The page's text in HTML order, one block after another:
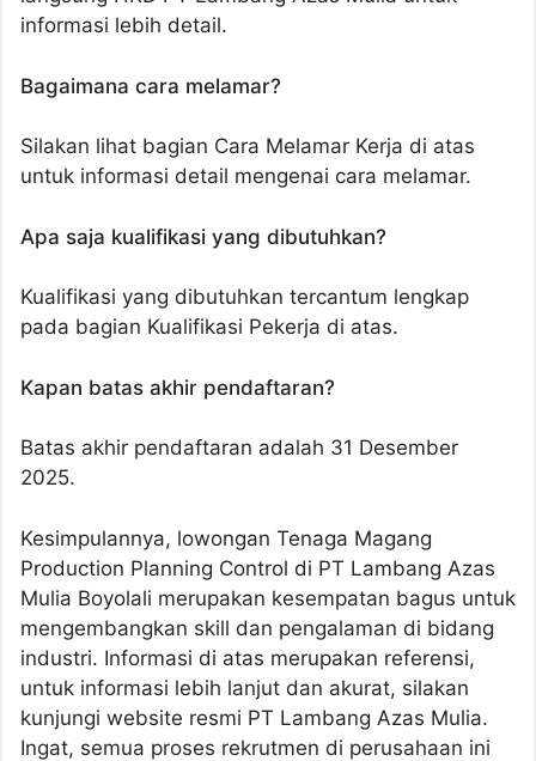
informasi lebih detail.
Bagaimana cara melamar?
Silakan lihat bagian Cara Melamar Kerja di atas
untuk informasi detail mengenai cara melamar.
Apa saja kualifikasi yang dibutuhkan?
Kualifikasi yang dibutuhkan tercantum lengkap
pada bagian Kualifikasi Pekerja di atas.
Kapan batas akhir pendaftaran?
Batas akhir pendaftaran adalah 31 Desember
2025.
Kesimpulannya, lowongan Tenaga Magang
Production Planning Control di PT Lambang Azas
Mulia Boyolali merupakan kesempatan bagus untuk
mengembangkan skill dan pengalaman di bidang
industri. Informasi di atas merupakan referensi,
untuk informasi lebih lanjut dan akurat, silakan
kunjungi website resmi PT Lambang Azas Mulia.
Ingat, semua proses rekrutmen di perusahaan ini